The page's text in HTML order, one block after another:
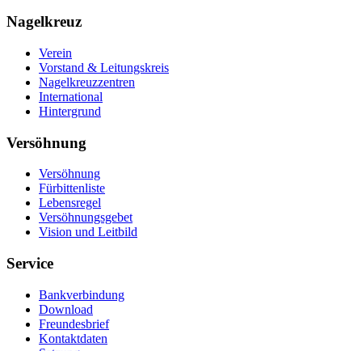
Nagelkreuz
Verein
Vorstand & Leitungskreis
Nagelkreuzzentren
International
Hintergrund
Versöhnung
Versöhnung
Fürbittenliste
Lebensregel
Versöhnungsgebet
Vision und Leitbild
Service
Bankverbindung
Download
Freundesbrief
Kontaktdaten